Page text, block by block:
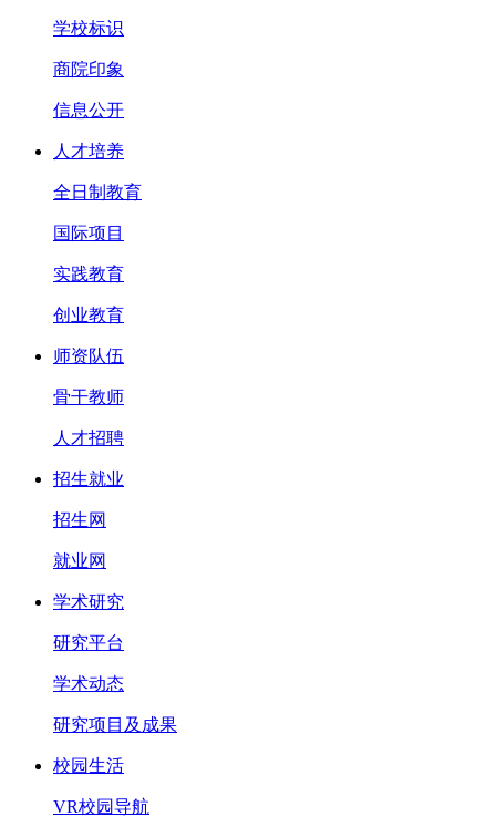
学校标识
商院印象
信息公开
人才培养
全日制教育
国际项目
实践教育
创业教育
师资队伍
骨干教师
人才招聘
招生就业
招生网
就业网
学术研究
研究平台
学术动态
研究项目及成果
校园生活
VR校园导航